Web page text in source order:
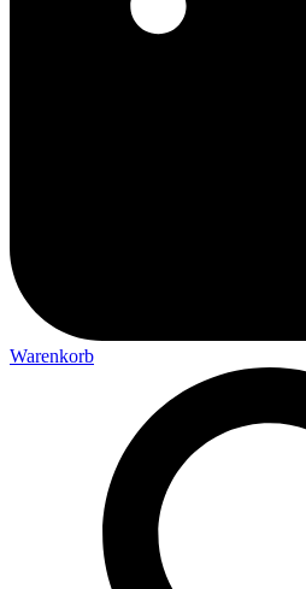
Warenkorb